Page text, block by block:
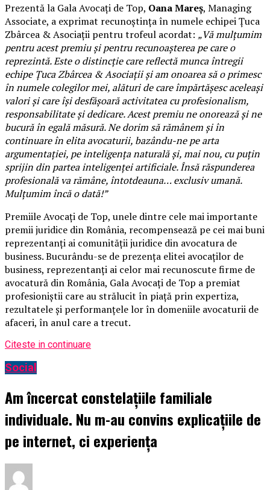
Prezentă la Gala Avocați de Top, Oana Mareș, Managing
Associate, a exprimat recunoștința în numele echipei Țuca
Zbârcea & Asociații pentru trofeul acordat: „Vă mulțumim
pentru acest premiu și pentru recunoașterea pe care o
reprezintă. Este o distincție care reflectă munca întregii
echipe Țuca Zbârcea & Asociații și am onoarea să o primesc
în numele colegilor mei, alături de care împărtășesc aceleași
valori și care își desfășoară activitatea cu profesionalism,
responsabilitate și dedicare. Acest premiu ne onorează și ne
bucură în egală măsură. Ne dorim să rămânem și în
continuare în elita avocaturii, bazându-ne pe arta
argumentației, pe inteligența naturală și, mai nou, cu puțin
sprijin din partea inteligenței artificiale. Însă răspunderea
profesională va rămâne, întotdeauna… exclusiv umană.
Mulțumim încă o dată!”
Premiile Avocați de Top, unele dintre cele mai importante
premii juridice din România, recompensează pe cei mai buni
reprezentanți ai comunității juridice din avocatura de
business. Bucurându-se de prezența elitei avocaților de
business, reprezentanți ai celor mai recunoscute firme de
avocatură din România, Gala Avocați de Top a premiat
profesioniștii care au strălucit în piață prin expertiza,
rezultatele și performanțele lor în domeniile avocaturii de
afaceri, în anul care a trecut.
Citeste in continuare
Social
Am încercat constelațiile familiale
individuale. Nu m-au convins explicațiile de
pe internet, ci experiența